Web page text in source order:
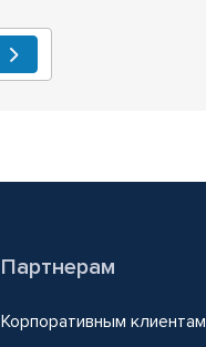
Партнерам
Корпоративным клиентам